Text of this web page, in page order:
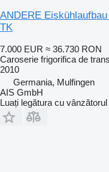
ANDERE
TK
7.000 EUR ≈ 36.730 RON
Caroserie frigorifica de
2010
Germania, Mulfingen
AIS GmbH
Luați legătura cu vânzătorul